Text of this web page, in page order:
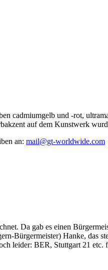
cadmiumgelb und -rot,
auf dem Kunstwerk
an: mail@gt-worldwide.com
Da gab es einen
Bürgermeister) Hanke, das
leider: BER, Stuttgart 21